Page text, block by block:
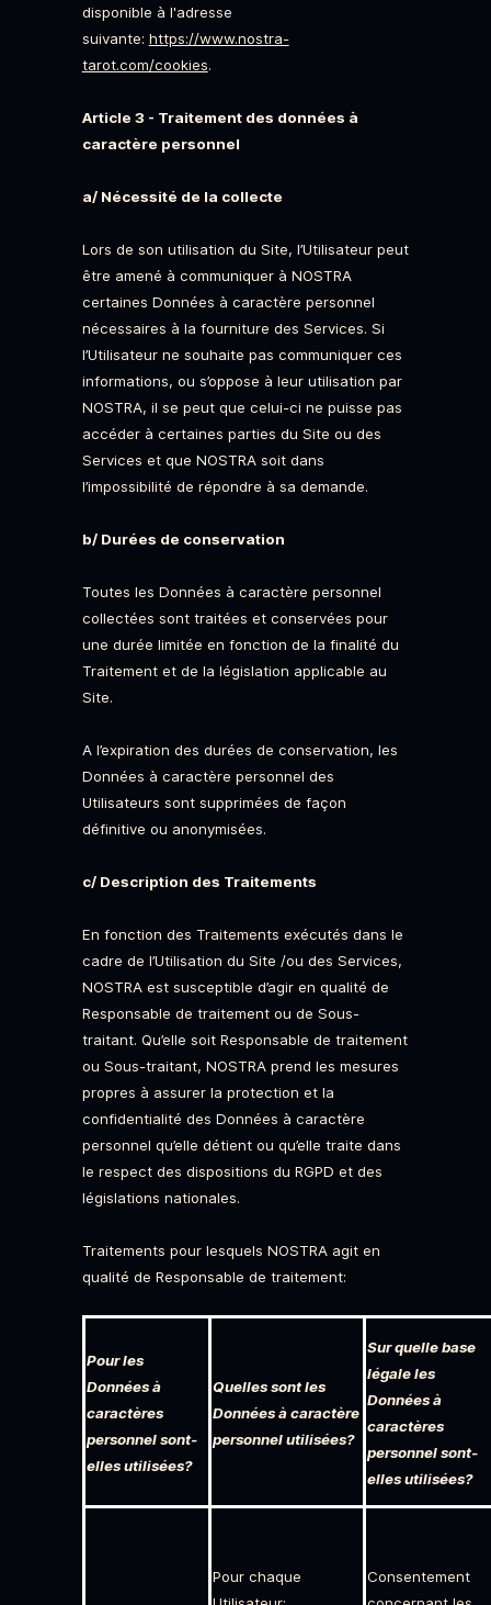
disponible à l'adresse
suivante: https://www.nostra-
tarot.com/cookies.
Article 3 - Traitement des données à
caractère personnel
a/ Nécessité de la collecte
Lors de son utilisation du Site, l’Utilisateur peut
être amené à communiquer à NOSTRA
certaines Données à caractère personnel
nécessaires à la fourniture des Services. Si
l’Utilisateur ne souhaite pas communiquer ces
informations, ou s’oppose à leur utilisation par
NOSTRA, il se peut que celui-ci ne puisse pas
accéder à certaines parties du Site ou des
Services et que NOSTRA soit dans
l’impossibilité de répondre à sa demande.
b/ Durées de conservation
Toutes les Données à caractère personnel
collectées sont traitées et conservées pour
une durée limitée en fonction de la finalité du
Traitement et de la législation applicable au
Site.
A l’expiration des durées de conservation, les
Données à caractère personnel des
Utilisateurs sont supprimées de façon
définitive ou anonymisées.
c/ Description des Traitements
En fonction des Traitements exécutés dans le
cadre de l’Utilisation du Site /ou des Services,
NOSTRA est susceptible d’agir en qualité de
Responsable de traitement ou de Sous-
traitant. Qu’elle soit Responsable de traitement
ou Sous-traitant, NOSTRA prend les mesures
propres à assurer la protection et la
confidentialité des Données à caractère
personnel qu’elle détient ou qu’elle traite dans
le respect des dispositions du RGPD et des
législations nationales.
Traitements pour lesquels NOSTRA agit en
qualité de Responsable de traitement:
Pour les
Données à
caractères
personnel sont-
elles utilisées?
Quelles sont les
Données à caractère
personnel utilisées?
Sur quelle base
légale les
Données à
caractères
personnel sont-
elles utilisées?
Pour chaque
Consentement